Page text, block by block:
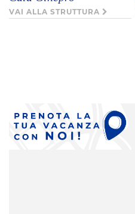
VAI ALLA STRUTTURA